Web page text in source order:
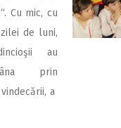
Cu mic, cu
de luni,
au
prin
a